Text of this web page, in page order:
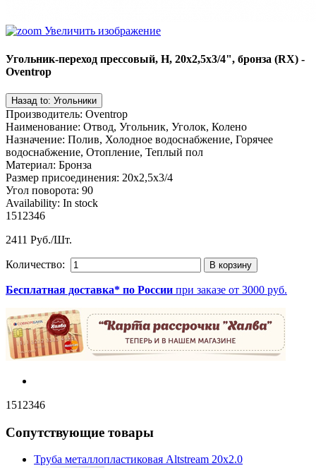
Увеличить изображение
Угольник-переход прессовый, Н, 20x2,5x3/4", бронза (RX) -
Oventrop
Производитель: Oventrop
Наименование: Отвод, Угольник, Уголок, Колено
Назначение: Полив, Холодное водоснабжение, Горячее
водоснабжение, Отопление, Теплый пол
Материал: Бронза
Размер присоединения: 20x2,5x3/4
Угол поворота: 90
Availability: In stock
1512346
2411 Руб./Шт.
Количество:
Бесплатная доставка* по России при заказе от 3000 руб.
1512346
Сопутствующие товары
Труба металлопластиковая Altstream 20x2.0